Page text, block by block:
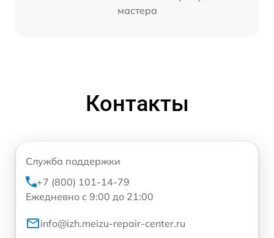
мастера
Контакты
Служба поддержки
+7 (800) 101-14-79
Ежедневно с 9:00 до 21:00
info@izh.meizu-repair-center.ru